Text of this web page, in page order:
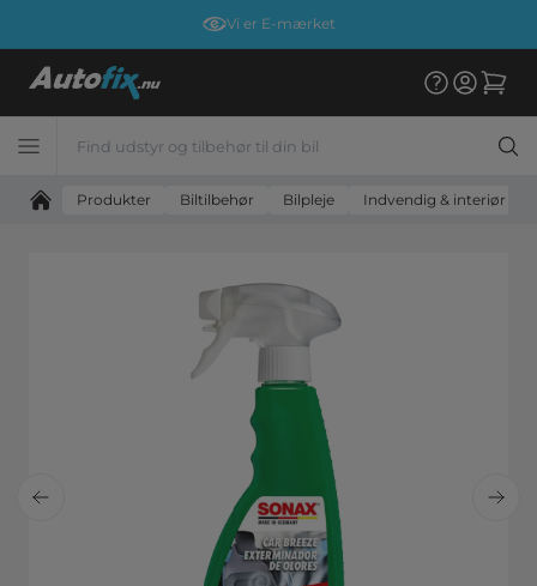
Vi er E-mærket
Produkter Biltilbehør Bilpleje Indvendig & interiør